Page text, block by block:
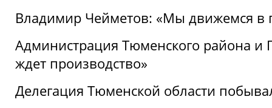
Владимир Чейметов: «Мы движемся в
Администрация Тюменского района и
ждет производство»
Делегация Тюменской области